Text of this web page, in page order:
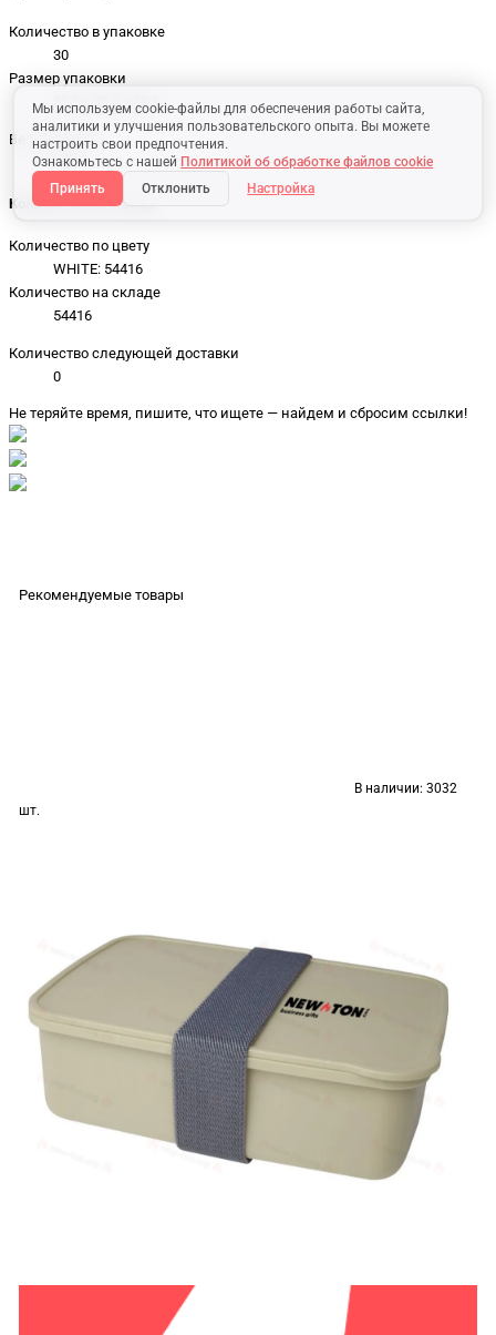
Мы используем cookie-файлы для обеспечения работы сайта,
аналитики и улучшения пользовательского опыта. Вы можете
настроить свои предпочтения.
Ознакомьтесь с нашей Политикой об обработке файлов cookie
Принять
Отклонить Настройка
Количество в упаковке
30
Размер упаковки
55.5 x 38.5 x 33.5
Вес упаковки
10.5
Количество на складе
Количество по цвету
WHITE: 54416
Количество на складе
54416
Количество следующей доставки
0
Не теряйте время, пишите, что ищете — найдем и сбросим ссылки!
Рекомендуемые товары
В наличии: 3032
шт.